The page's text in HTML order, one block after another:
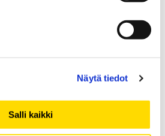
Näytä tiedot
Salli kaikki